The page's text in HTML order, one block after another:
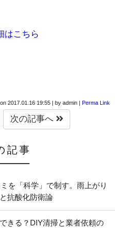
はこちら
2017.01.16 19:55 | by admin | Perma Link
次の記事へ
記事
を「科学」で制す。雨上がり
抗酸化防衛論
きる？DIY清掃と業者依頼の